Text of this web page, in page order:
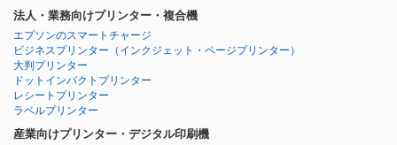
法人・業務向けプリンター・複合機
エプソンのスマートチャージ
ビジネスプリンター （インクジェット・ページプリンター）
大判プリンター
ドットインパクトプリンター
レシートプリンター
ラベルプリンター
産業向けプリンター・デジタル印刷機